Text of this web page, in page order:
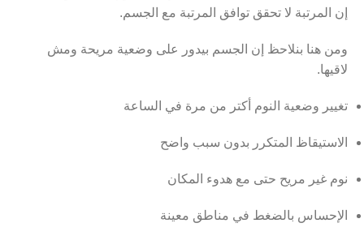
إن المرتبة لا تحقق توافق المرتبة مع الجسم.
ومن هنا بنلاحظ إن الجسم بيدور على وضعية مريحة ومش
لاقيها.
تغيير وضعية النوم أكتر من مرة في الساعة
الاستيقاظ المتكرر بدون سبب واضح
نوم غير مريح حتى مع هدوء المكان
الإحساس بالضغط في مناطق معينة